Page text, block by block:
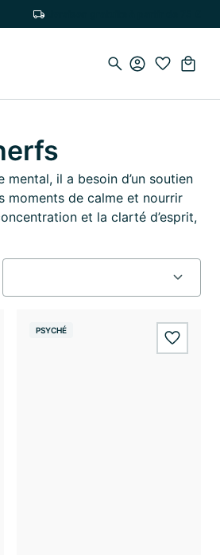
il a besoin d’un soutien
moments de calme et nourrir
et la clarté d’esprit,
PSYCHÉ